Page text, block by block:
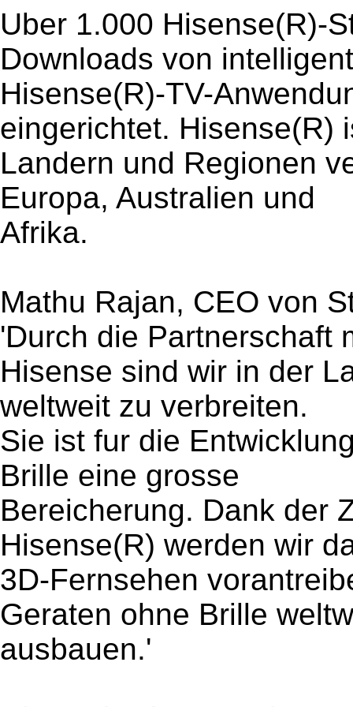
Uber 1.000 Hisense(R)-
Downloads von
Hisense(R)-TV-
eingerichtet. Hisense(R)
Landern und Regionen
Europa, Australien und
Afrika.
Mathu Rajan, CEO von
'Durch die Partnerschaft
Hisense sind wir in der
weltweit zu verbreiten.
Sie ist fur die
Brille eine grosse
Bereicherung. Dank der
Hisense(R) werden wir
3D-Fernsehen
Geraten ohne Brille
ausbauen.'